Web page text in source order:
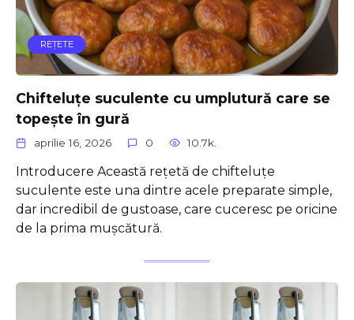
REŢETE
Chifteluțe suculente cu umplutură care se
topește în gură
aprilie 16, 2026 0 10.7k.
Introducere Această rețetă de chifteluțe
suculente este una dintre acele preparate simple,
dar incredibil de gustoase, care cuceresc pe oricine
de la prima mușcătură.